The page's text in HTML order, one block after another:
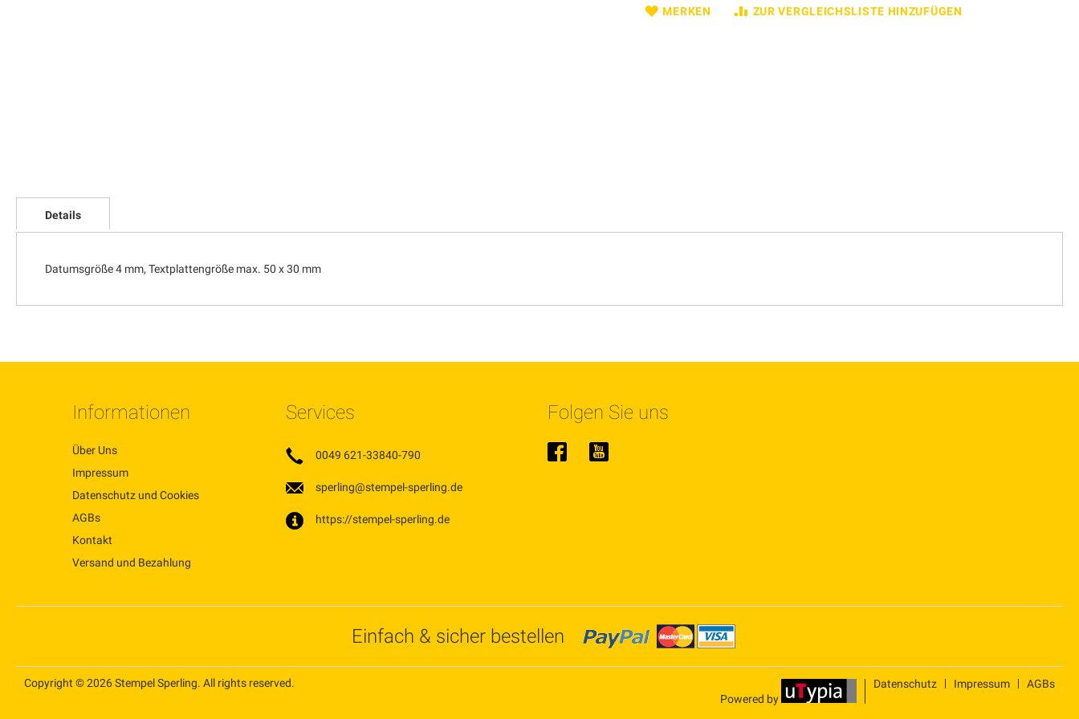
Anfang
Bildgalerie
MERKEN ZUR VERGLEICHSLISTE HINZUFÜGEN
Details
Datumsgröße 4 mm, Textplattengröße max. 50 x 30 mm
Informationen
Über Uns
Impressum
Datenschutz und Cookies
AGBs
Kontakt
Versand und Bezahlung
Services
0049 621-33840-790
sperling@stempel-sperling.de
https://stempel-sperling.de
Folgen Sie uns
Einfach & sicher bestellen
Copyright © 2026 Stempel Sperling. All rights reserved.
Powered by
Datenschutz Impressum AGBs